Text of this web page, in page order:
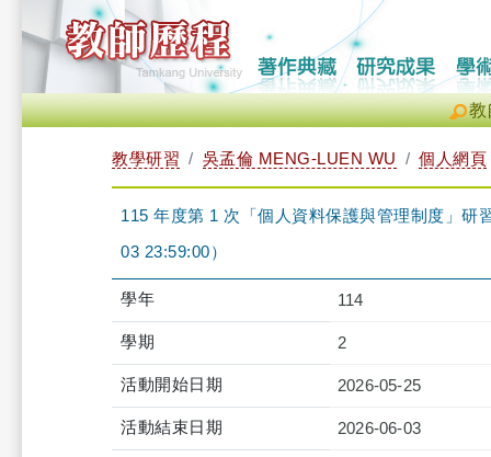
教
教學研習 吳孟倫 MENG-LUEN WU 個人網頁
115 年度第 1 次「個人資料保護與管理制度」
03 23:59:00）
學年 114
學期 2
活動開始日期 2026-05-25
活動結束日期 2026-06-03